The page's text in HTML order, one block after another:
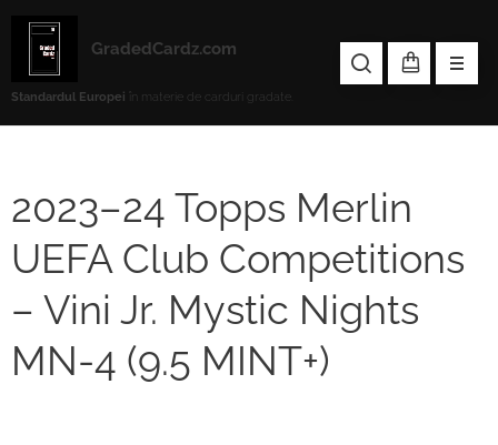
GradedCardz.com
Standardul Europei în materie de carduri gradate.
2023–24 Topps Merlin
UEFA Club Competitions
– Vini Jr. Mystic Nights
MN-4 (9.5 MINT+)